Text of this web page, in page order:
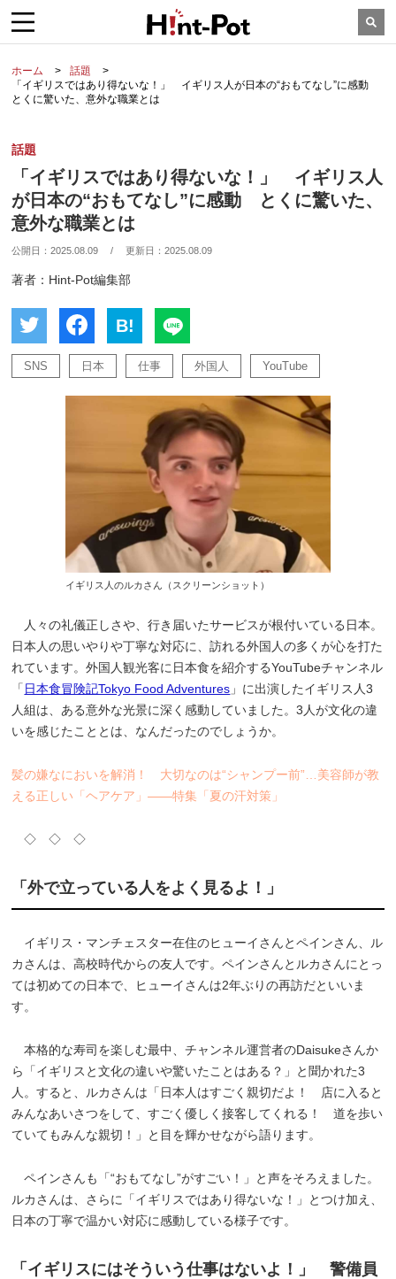
ホーム
話題
「イギリスではあり得ないな！」 イギリス人が日本の“おもてなし”に感動
とくに驚いた、意外な職業とは
話題
「イギリスではあり得ないな！」 イギリス人
が日本の“おもてなし”に感動 とくに驚いた、
意外な職業とは
公開日：2025.08.09 / 更新日：2025.08.09
著者：Hint-Pot編集部
B!
SNS 日本 仕事 外国人 YouTube
イギリス人のルカさん（スクリーンショット）
人々の礼儀正しさや、行き届いたサービスが根付いている日本。
日本人の思いやりや丁寧な対応に、訪れる外国人の多くが心を打た
れています。外国人観光客に日本食を紹介するYouTubeチャンネル
「日本食冒険記Tokyo Food Adventures 」に出演したイギリス人3
人組は、ある意外な光景に深く感動していました。3人が文化の違
いを感じたこととは、なんだったのでしょうか。
髪の嫌なにおいを解消！ 大切なのは“シャンプー前”…美容師が教
える正しい「ヘアケア」――特集「夏の汗対策」
◇ ◇ ◇
「外で立っている人をよく見るよ！」
イギリス・マンチェスター在住のヒューイさんとペインさん、ル
カさんは、高校時代からの友人です。ペインさんとルカさんにとっ
ては初めての日本で、ヒューイさんは2年ぶりの再訪だといいま
す。
本格的な寿司を楽しむ最中、チャンネル運営者のDaisukeさんか
ら「イギリスと文化の違いや驚いたことはある？」と聞かれた3
人。すると、ルカさんは「日本人はすごく親切だよ！ 店に入ると
みんなあいさつをして、すごく優しく接客してくれる！ 道を歩い
ていてもみんな親切！」と目を輝かせながら語ります。
ペインさんも「“おもてなし”がすごい！」と声をそろえました。
ルカさんは、さらに「イギリスではあり得ないな！」とつけ加え、
日本の丁寧で温かい対応に感動している様子です。
「イギリスにはそういう仕事はないよ！」 警備員